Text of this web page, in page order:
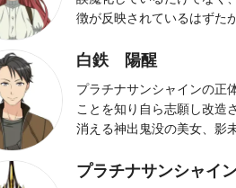
徴が反映されているはずた
白鉄 陽醒
プラチナサンシャインの正
ことを知り自ら志願し改造
消える神出鬼没の美女、影
プラチナサンシャイ